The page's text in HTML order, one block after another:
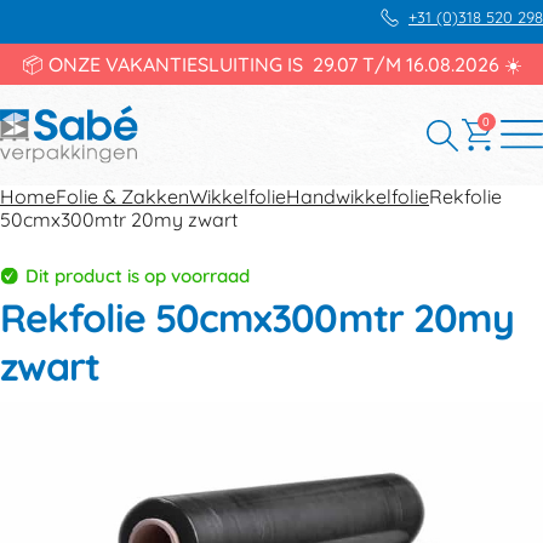
+31 (0)318 520 298
📦 ONZE VAKANTIESLUITING IS 29.07 T/M 16.08.2026 ☀️
0
HomeFolie & ZakkenWikkelfolieHandwikkelfolieRekfolie
50cmx300mtr 20my zwart
Dit product is op voorraad
Rekfolie 50cmx300mtr 20my
zwart